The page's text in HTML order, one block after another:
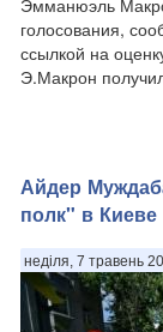
голосования,
ссылкой на
Э.Макрон
Айдер
полк" в Киеве
неділя, 7 травень